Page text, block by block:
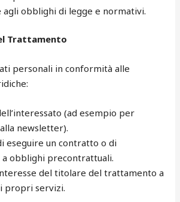
obblighi di legge e normativi.
Trattamento
personali in conformità alle
(ad esempio per
newsletter).
eseguire un contratto o di
obblighi precontrattuali.
del titolare del trattamento a
propri servizi.